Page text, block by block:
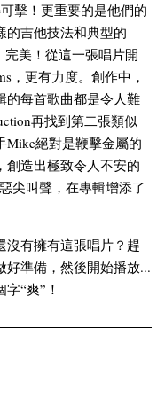
擊！更重要的是他們的
的吉他技法和典型的
完美！從這一張唱片開
，更有力度。創作中，
的每首歌曲都是令人難
再找到第二張類似
Mike絕對是鞭擊金屬的
創造出極致令人不安的
尖叫聲，在專輯增添了
沒有擁有這張唱片？趕
好準備，然後開始播放...
“爽”！